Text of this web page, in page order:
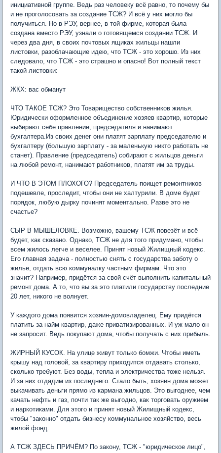
инициативной группе. Ведь раз человеку всё равно, то почему бы
и не проголосовать за создание ТСЖ? И всё у них могло бы
получиться. Но в РЭУ, вернее, в той фирме, которая была
создана вместо РЭУ, узнали о готовящемся создании ТСЖ. И
через два дня, в своих почтовых ящиках жильцы нашли
листовки, разоблачающие идею, что ТСЖ - это хорошо. Из них
следовало, что ТСЖ - это страшно и опасно! Вот полный текст
такой листовки:
ЖКХ: вас обманут
ЧТО ТАКОЕ ТСЖ? Это Товарищество собственников жилья.
Юридически оформленное объединение хозяев квартир, которые
выбирают себе правление, председателя и нанимают
бухгалтера.Из своих денег они платят зарплату председателю и
бухгалтеру (большую зарплату - за маленькую никто работать не
станет). Правление (председатель) собирают с жильцов деньги
на любой ремонт, нанимают работников, платят им за труды.
И ЧТО В ЭТОМ ПЛОХОГО? Председатель поищет ремонтников
подешевле, проследит, чтобы они не халтурили. В доме будет
порядок, любую дырку починят моментально. Разве это не
счастье?
СЫР В МЫШЕЛОВКЕ. Возможно, вашему ТСЖ повезёт и всё
будет, как сказано. Однако, ТСЖ не для того придумано, чтобы
всем жилось легче и веселее. Принят новый Жилищный кодекс.
Его главная задача - полностью снять с государства заботу о
жилье, отдать всю коммуналку частным фирмам. Что это
значит? Например, придётся за свой счёт выполнить капитальный
ремонт дома. А то, что вы за это платили государству последние
20 лет, никого не волнует.
У каждого дома появится хозяин-домовладелец. Ему придётся
платить за найм квартир, даже приватизированных. И уж мало он
не запросит. Ведь покупают дома, чтобы получать с них прибыль.
ЖИРНЫЙ КУСОК. На улице живут только бомжи. Чтобы иметь
крышу над головой, за квартиру приходится отдавать столько,
сколько требуют. Без воды, тепла и электричества тоже нельзя.
И за них отдадим из последнего. Стало быть, хозяин дома может
выкачивать деньги прямо из кармана жильцов. Это выгоднее, чем
качать нефть и газ, почти так же выгодно, как торговать оружием
и наркотиками. Для этого и принят новый Жилищный кодекс,
чтобы "законно" отдать бизнесу коммунальное хозяйство, весь
жилой фонд.
А ТСЖ ЗДЕСЬ ПРИЧЁМ? По закону, ТСЖ - "юридическое лицо",